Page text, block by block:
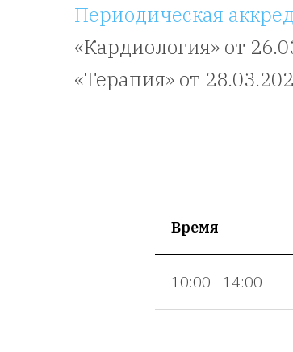
Периодическая
«Кардиология» от
«Терапия» от
Время
10:00 - 14:00